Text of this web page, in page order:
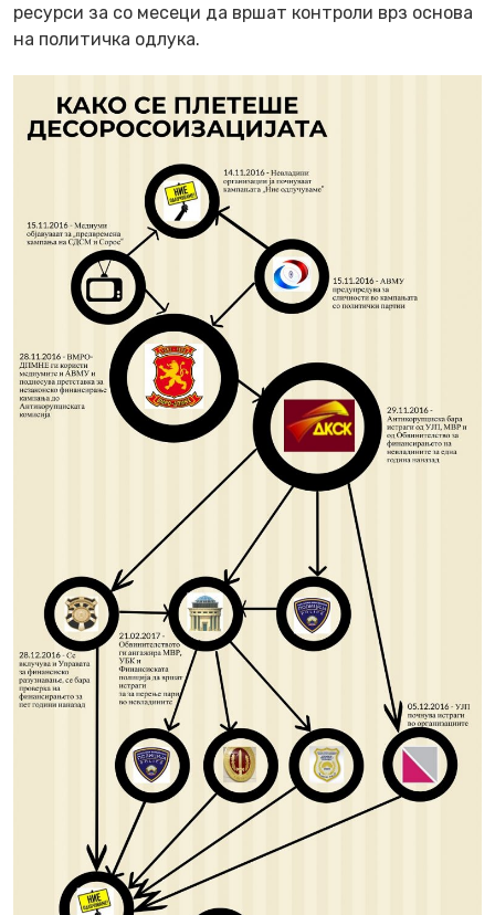
ресурси за со месеци да вршат контроли врз основа
на политичка одлука.